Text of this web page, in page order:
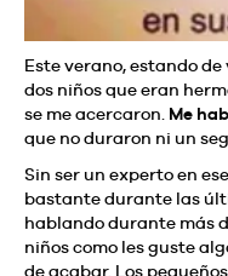
Este verano, estando
dos niños que eran
se me acercaron. Me
que no duraron ni un
Sin ser un experto en
bastante durante las
hablando durante más
niños como les guste
de acabar. Los